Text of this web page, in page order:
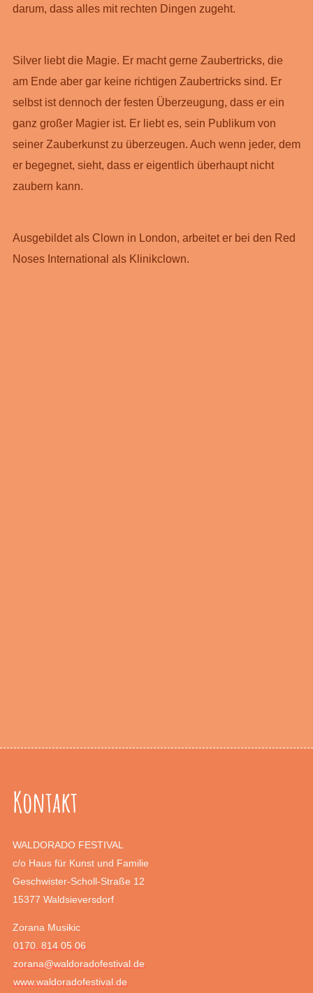
darum, dass alles mit rechten Dingen zugeht.
Silver liebt die Magie. Er macht gerne Zaubertricks, die
am Ende aber gar keine richtigen Zaubertricks sind. Er
selbst ist dennoch der festen Überzeugung, dass er ein
ganz großer Magier ist. Er liebt es, sein Publikum von
seiner Zauberkunst zu überzeugen. Auch wenn jeder, dem
er begegnet, sieht, dass er eigentlich überhaupt nicht
zaubern kann.
Ausgebildet als Clown in London, arbeitet er bei den Red
Noses International als Klinikclown.
Kontakt
WALDORADO FESTIVAL
c/o Haus für Kunst und Familie
Geschwister-Scholl-Straße 12
15377 Waldsieversdorf
Zorana Musikic
0170. 814 05 06
zorana@waldoradofestival.de
www.waldoradofestival.de